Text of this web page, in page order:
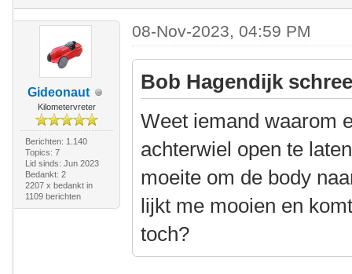
Gideonaut
Kilometervreter
Berichten: 1.140
Topics: 7
Lid sinds: Jun 2023
Bedankt: 2
2207 x bedankt in
1109 berichten
08-Nov-2023, 04:59 PM
Bob Hagendijk
Weet iemand waarom
achterwiel open te
moeite om de body
lijkt me mooien en
toch?